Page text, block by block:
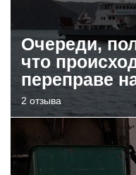
Очереди,
что
переправе
2 отзыва